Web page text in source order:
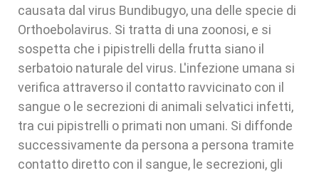
causata dal virus Bundibugyo, una delle specie di
Orthoebolavirus. Si tratta di una zoonosi, e si
sospetta che i pipistrelli della frutta siano il
serbatoio naturale del virus. L'infezione umana si
verifica attraverso il contatto ravvicinato con il
sangue o le secrezioni di animali selvatici infetti,
tra cui pipistrelli o primati non umani. Si diffonde
successivamente da persona a persona tramite
contatto diretto con il sangue, le secrezioni, gli